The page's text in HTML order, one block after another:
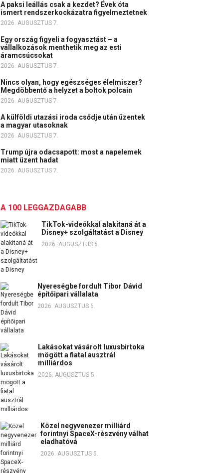
A paksi leállás csak a kezdet? Évek óta
ismert rendszerkockázatra figyelmeztetnek
2026. AUGUSZTUS 7.
Egy ország figyeli a fogyasztást – a
vállalkozások menthetik meg az esti
áramcsúcsokat
2026. AUGUSZTUS 7.
Nincs olyan, hogy egészséges élelmiszer?
Megdöbbentő a helyzet a boltok polcain
2026. AUGUSZTUS 7.
A külföldi utazási iroda csődje után üzentek
a magyar utasoknak
2026. AUGUSZTUS 7.
Trump újra odacsapott: most a napelemek
miatt üzent hadat
2026. AUGUSZTUS 7.
A 100 LEGGAZDAGABB
TikTok-videókkal alakítaná át a
Disney+ szolgáltatást a Disney
2026. AUGUSZTUS 6.
Nyereségbe fordult Tibor Dávid
építőipari vállalata
2026. AUGUSZTUS 6.
Lakásokat vásárolt luxusbirtoka
mögött a fiatal ausztrál
milliárdos
2026. AUGUSZTUS 5.
Közel negyvenezer milliárd
forintnyi SpaceX-részvény válhat
eladhatóvá
2026. AUGUSZTUS 5.